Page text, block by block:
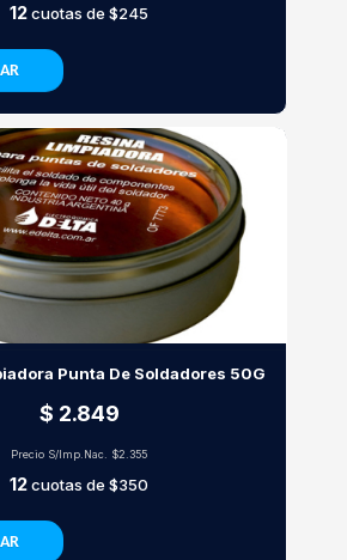
12cuotas de $245
Punta De Soldadores 50G
$ 2.849
Precio S/Imp.Nac. $2.355
12cuotas de $350